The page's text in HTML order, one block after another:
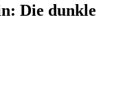
Die dunkle